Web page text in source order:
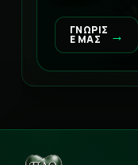
ΓΝΩΡΙΣ
Ε ΜΑΣ →